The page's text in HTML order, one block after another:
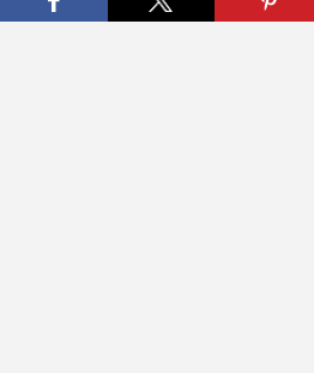
Termos Privacidade Impressum